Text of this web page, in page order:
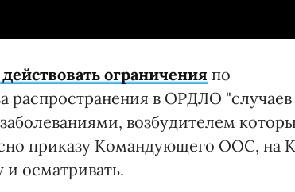
ограничения по
распространения в ОРДЛО "случаев
возбудителем
приказу Командующего ООС, на
осматривать.